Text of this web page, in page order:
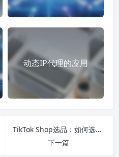
动态IP代理的应用
TikTok Shop选品：如何选出真正能爆的产品？
下一篇